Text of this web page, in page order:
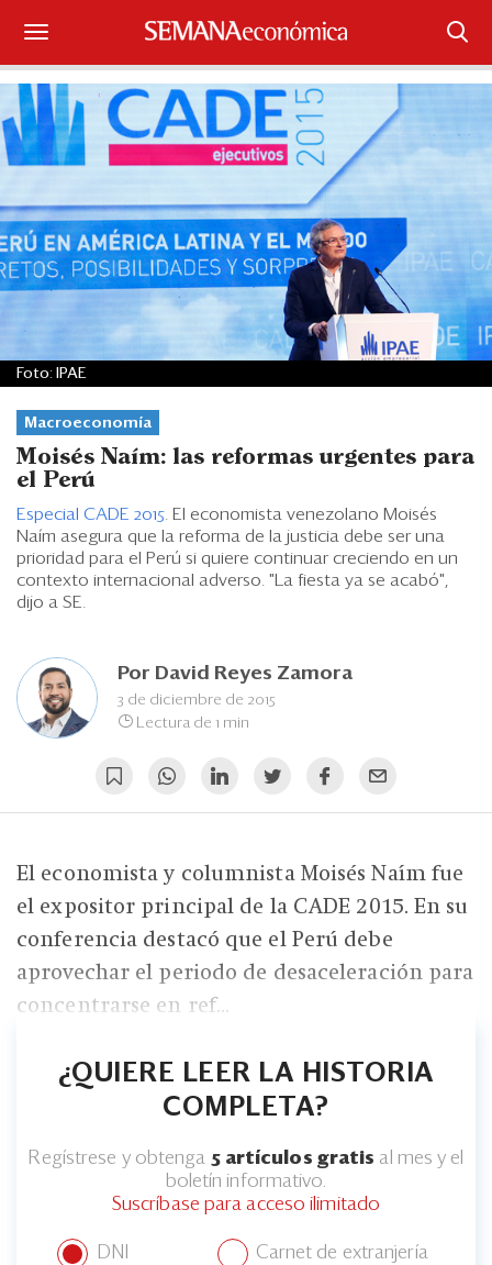
Suscríbase
Iniciar sesión
¿Qué está pasando?
Sectores y Empresas
Management
Economía y Finanzas
Eventos
Blogs
Ranking CEO
Macroeconomía
Moisés Naím: las reformas urgentes para
el Perú
Especial CADE 2015 . El economista venezolano Moisés
Naím asegura que la reforma de la justicia debe ser una
prioridad para el Perú si quiere continuar creciendo en un
contexto internacional adverso. "La fiesta ya se acabó",
dijo a SE.
Por David Reyes Zamora
3 de diciembre de 2015
Lectura de 1 min
Foto: IPAE
El economista y columnista Moisés Naím fue
el expositor principal de la CADE 2015. En su
conferencia destacó que el Perú debe
aprovechar el periodo de desaceleración para
concentrarse en ref...
¿QUIERE LEER LA HISTORIA
COMPLETA?
Regístrese y obtenga 5 artículos gratis al mes y el
boletín informativo.
Suscríbase para acceso ilimitado
DNI Carnet de extranjería